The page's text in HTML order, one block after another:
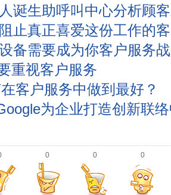
诞生助呼叫中心分析顾
止真正喜爱这份工作的
备需要成为你客户服务
重视客户服务
客户服务中做到最好？
为企业打造创新联
0 0 0